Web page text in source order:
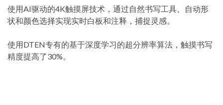
使用AI驱动的4K触摸屏技术，通过自然书写工具、自动形
状和颜色选择实现实时白板和注释，捕捉灵感。
使用DTEN专有的基于深度学习的超分辨率算法，触摸书写
精度提高了30%。